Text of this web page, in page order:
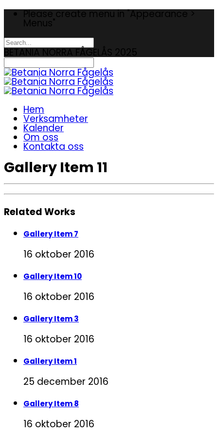
Please create menu in "Appearance >
Menus"
BETANIA NORRA FÅGELÅS 2025
Hem
Verksamheter
Kalender
Om oss
Kontakta oss
Gallery Item 11
Related Works
Gallery Item 7
16 oktober 2016
Gallery Item 10
16 oktober 2016
Gallery Item 3
16 oktober 2016
Gallery Item 1
25 december 2016
Gallery Item 8
16 oktober 2016